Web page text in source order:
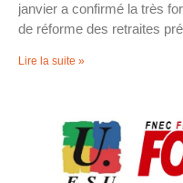
janvier a confirmé la très
de réforme des retraites
Lire la suite »